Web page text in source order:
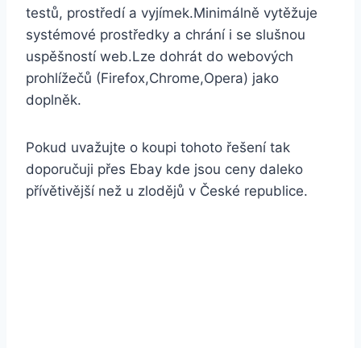
testů, prostředí a vyjímek.Minimálně vytěžuje
systémové prostředky a chrání i se slušnou
uspěšností web.Lze dohrát do webových
prohlížečů (Firefox,Chrome,Opera) jako
doplněk.
Pokud uvažujte o koupi tohoto řešení tak
doporučuji přes Ebay kde jsou ceny daleko
přívětivější než u zlodějů v České republice.